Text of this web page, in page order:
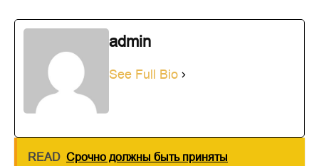
admin
See Full Bio
READ Срочно должны быть приняты